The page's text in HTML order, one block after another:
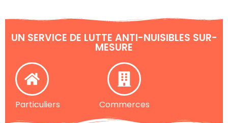
UN SERVICE DE LUTTE ANTI-NUISIBLES SUR-
MESURE
Particuliers Commerces